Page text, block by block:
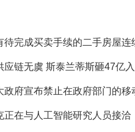
待完成买卖手续的二手房屋连
应链无虞 斯泰兰蒂斯砸47亿
政府宣布禁止在政府部门的移
正在与人工智能研究人员接洽